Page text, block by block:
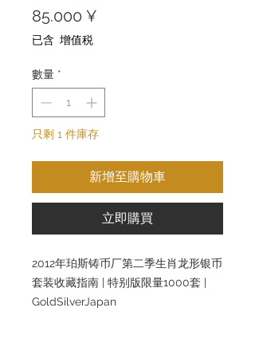
85.000 ¥
已含 增值税
數量 *
只剩 1 件庫存
新增至購物車
立即購買
2012年珀斯铸币厂第二季生肖龙形银币
套装收藏指南 | 特别版限量1000套 |
GoldSilverJapan